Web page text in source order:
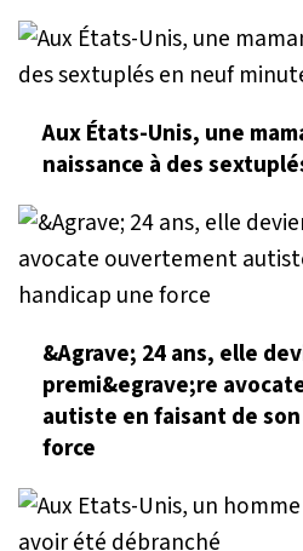
Aux États-Unis, une
naissance à des
&Agrave; 24 ans, elle
premi&egrave;re
autiste en faisant de
force